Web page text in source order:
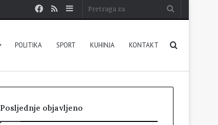
Sidebar
RSS
Facebook
POLITIKA SPORT KUHINJA KONTAKT Pretraga
Posljednje objavljeno